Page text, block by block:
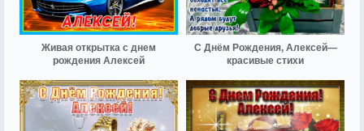
Живая открытка с днем
рождения Алексей
С Днём Рождения, Алексей—
красивые стихи